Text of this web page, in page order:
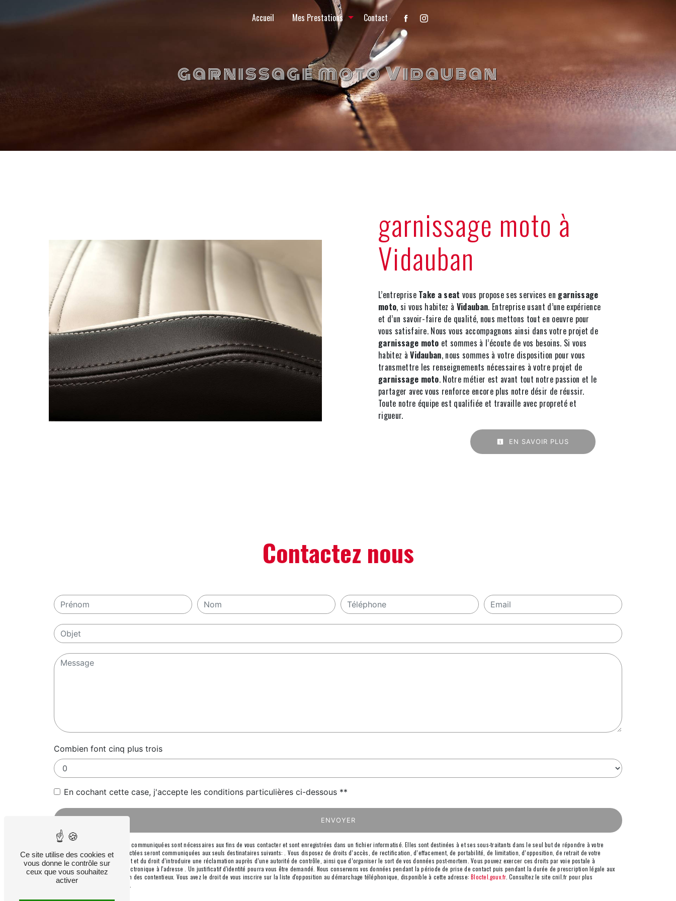
Accueil Mes Prestations Contact
garnissage moto Vidauban
garnissage moto à
Vidauban
L’entreprise Take a seat vous propose ses services en garnissage
moto, si vous habitez à Vidauban. Entreprise usant d’une expérience
et d’un savoir-faire de qualité, nous mettons tout en oeuvre pour
vous satisfaire. Nous vous accompagnons ainsi dans votre projet de
garnissage moto et sommes à l’écoute de vos besoins. Si vous
habitez àVidauban, nous sommes à votre disposition pour vous
transmettre les renseignements nécessaires à votre projet de
garnissage moto. Notre métier est avant tout notre passion et le
partager avec vous renforce encore plus notre désir de réussir.
Toute notre équipe est qualifiée et travaille avec propreté et
rigueur.
EN SAVOIR PLUS
Contactez nous
Combien font cinq plus trois
En cochant cette case, j'accepte les conditions particulières ci-dessous **
ENVOYER
** Les données personnelles communiquées sont nécessaires aux fins de vous contacter et sont enregistrées dans un fichier informatisé. Elles sont destinées à et ses sous-traitants dans le seul but de répondre à votre
message. Les données collectées seront communiquées aux seuls destinataires suivants: . Vous disposez de droits d’accès, de rectification, d’effacement, de portabilité, de limitation, d’opposition, de retrait de votre
consentement à tout moment et du droit d’introduire une réclamation auprès d’une autorité de contrôle, ainsi que d’organiser le sort de vos données post-mortem. Vous pouvez exercer ces droits par voie postale à
l'adresse ou par courrier électronique à l'adresse . Un justificatif d'identité pourra vous être demandé. Nous conservons vos données pendant la période de prise de contact puis pendant la durée de prescription légale aux
fins probatoires et de gestion des contentieux. Vous avez le droit de vous inscrire sur la liste d'opposition au démarchage téléphonique, disponible à cette adresse:Bloctel.gouv.fr. Consultez le site cnil.fr pour plus
d’informations sur vos droits.
Panneau de gestion des cookies
Ce site utilise des cookies et
vous donne le contrôle sur
ceux que vous souhaitez
activer